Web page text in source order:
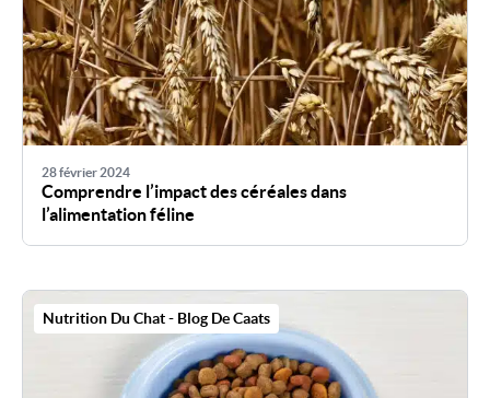
28 février 2024
Comprendre l’impact des céréales dans
l’alimentation féline
Nutrition Du Chat - Blog De Caats